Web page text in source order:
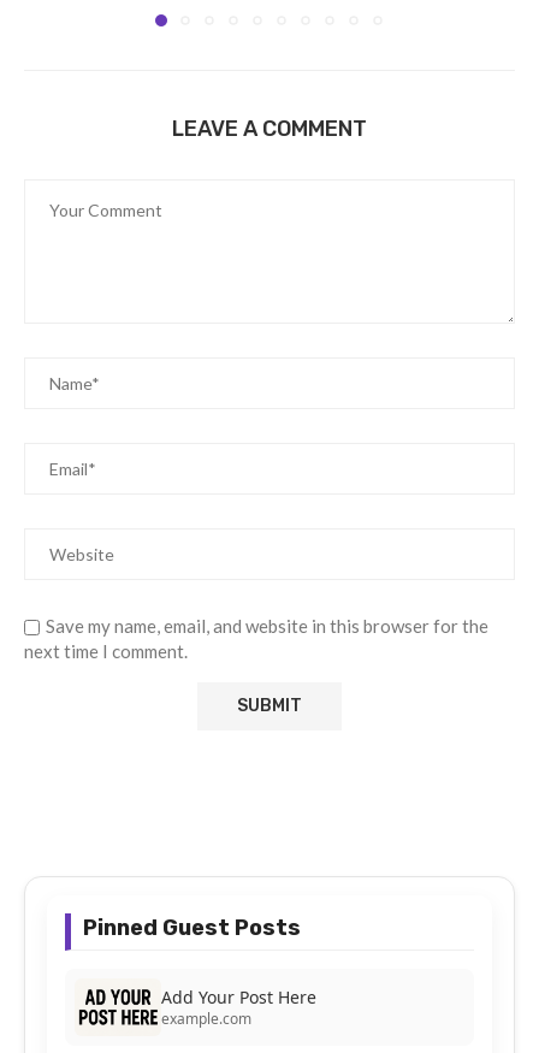
LEAVE A COMMENT
Save my name, email, and website in this browser for the
next time I comment.
Pinned Guest Posts
Add Your Post Here
example.com